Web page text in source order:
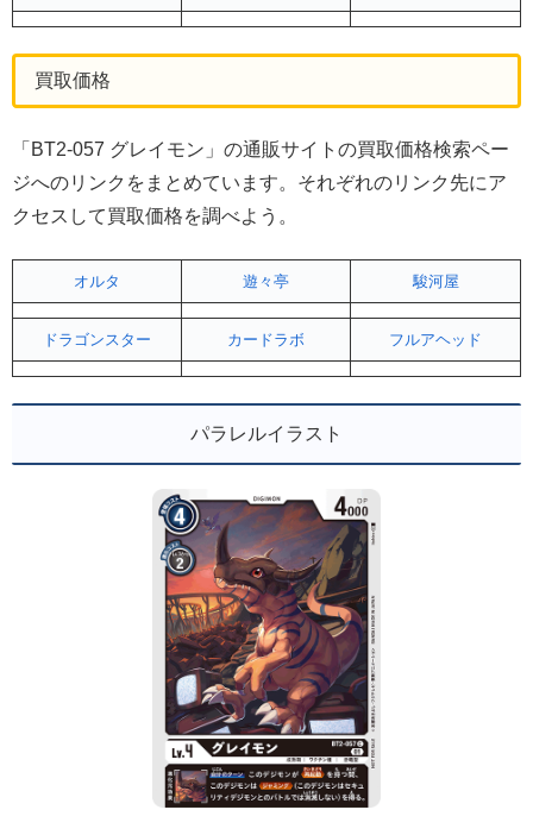
買取価格
「BT2-057 グレイモン」の通販サイトの買取価格検索ペー
ジへのリンクをまとめています。それぞれのリンク先にア
クセスして買取価格を調べよう。
オルタ 遊々亭 駿河屋
ドラゴンスター カードラボ フルアヘッド
パラレルイラスト